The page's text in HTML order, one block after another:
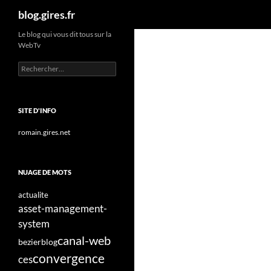
Aller
contenu
blog.gires.fr
Le blog qui vous dit tous sur la
WebTv
Rechercher :
SITE D'INFO
romain.gires.net
NUAGE DE MOTS
actualite
asset-management-
system
bezierblogcanal-web
cesconvergence